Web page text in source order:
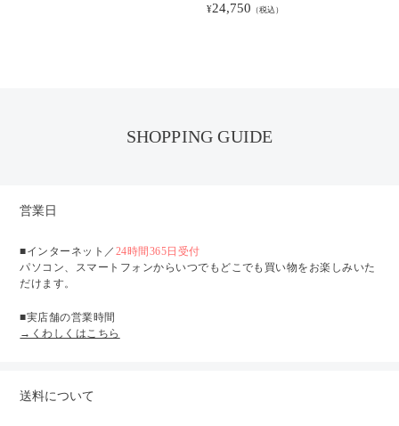
¥24,750 （税込）
SHOPPING GUIDE
営業日
■インターネット／ 24時間365日受付
パソコン、スマートフォンからいつでもどこでも買い物をお楽しみいた
だけます。
■実店舗の営業時間
→くわしくはこちら
送料について